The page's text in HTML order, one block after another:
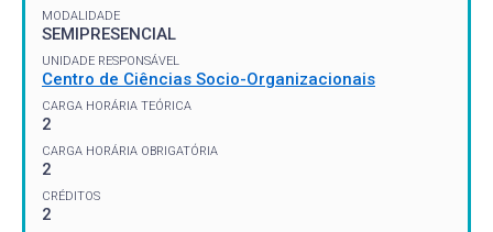
MODALIDADE
SEMIPRESENCIAL
UNIDADE RESPONSÁVEL
Centro de Ciências Socio-Organizacionais
CARGA HORÁRIA TEÓRICA
2
CARGA HORÁRIA OBRIGATÓRIA
2
CRÉDITOS
2